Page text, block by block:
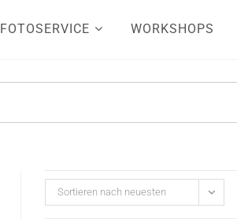
FOTOSERVICE WORKSHOPS
Sortieren nach neuesten